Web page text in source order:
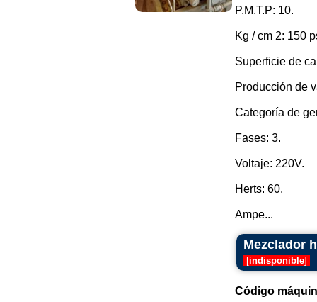
P.M.T.P: 10.
Kg / cm 2: 150
Superficie de
Producción de
Categoría de
Fases: 3.
Voltaje: 220V.
Herts: 60.
Ampe...
Mezclador
[indisponible]
Código